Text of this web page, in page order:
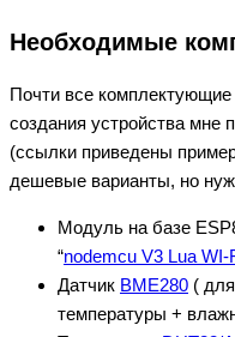
Необходимые
Почти все
создания устройства
(ссылки приведены
дешевые варианты, но
Модуль на базе
“nodemcu V3 Lua WI-
Датчик BME280 (
температуры +